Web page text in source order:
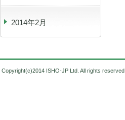
2014年2月
Copyright(c)2014 ISHO-JP Ltd. All rights reserved.